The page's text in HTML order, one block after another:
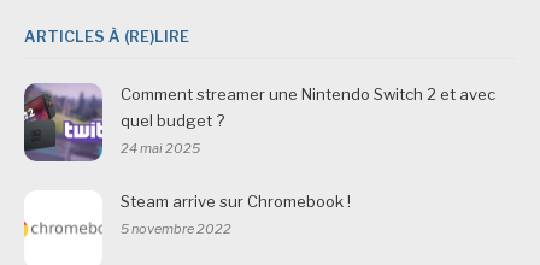
ARTICLES À (RE)LIRE
Comment streamer une Nintendo Switch 2 et avec
quel budget ?
24 mai 2025
Steam arrive sur Chromebook !
5 novembre 2022